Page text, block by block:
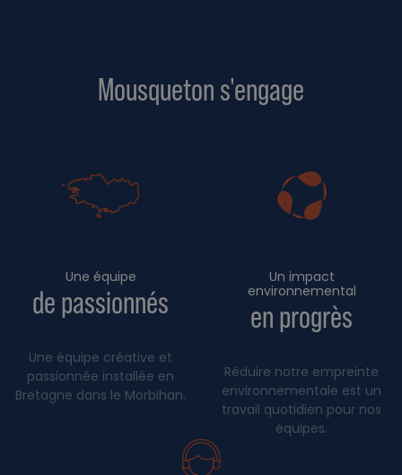
Mousqueton s'engage
Une équipe
de passionnés
Une équipe créative et
passionnée installée en
Bretagne dans le Morbihan.
Un impact
environnemental
en progrès
Réduire notre empreinte
environnementale est un
travail quotidien pour nos
équipes.